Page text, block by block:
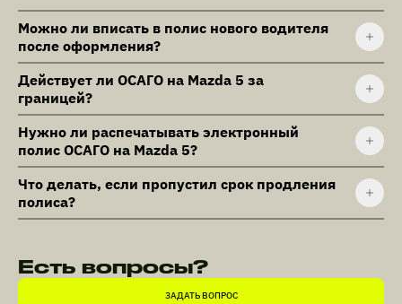
Можно ли вписать в полис нового водителя
после оформления?
Действует ли ОСАГО на Mazda 5 за
границей?
Нужно ли распечатывать электронный
полис ОСАГО на Mazda 5?
Что делать, если пропустил срок продления
полиса?
Есть вопросы?
ЗАДАТЬ ВОПРОС